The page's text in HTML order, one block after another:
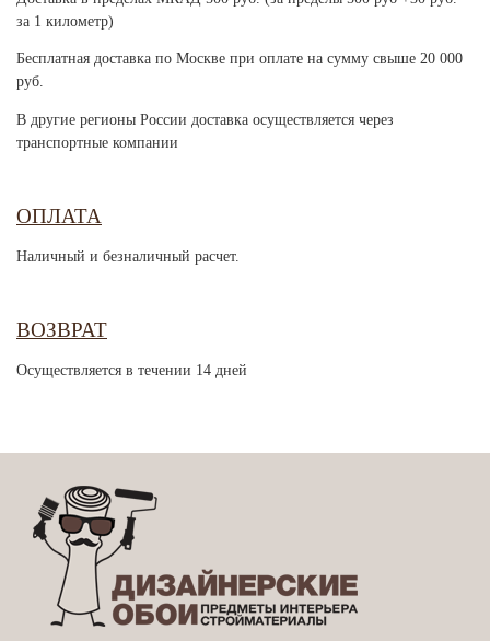
за 1 километр)
Бесплатная доставка по Москве при оплате на сумму свыше 20 000
руб.
В другие регионы России доставка осуществляется через
транспортные компании
ОПЛАТА
Наличный и безналичный расчет.
ВОЗВРАТ
Осуществляется в течении 14 дней